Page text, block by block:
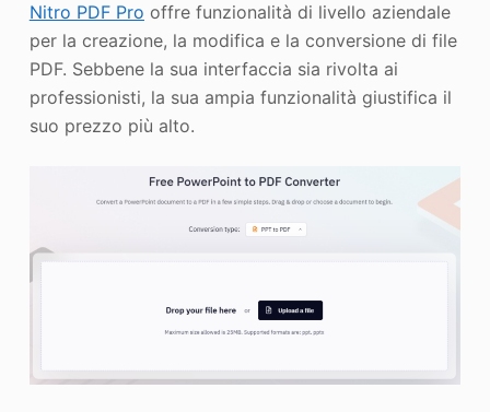
Nitro PDF Pro offre funzionalità di livello aziendale
per la creazione, la modifica e la conversione di file
PDF. Sebbene la sua interfaccia sia rivolta ai
professionisti, la sua ampia funzionalità giustifica il
suo prezzo più alto.